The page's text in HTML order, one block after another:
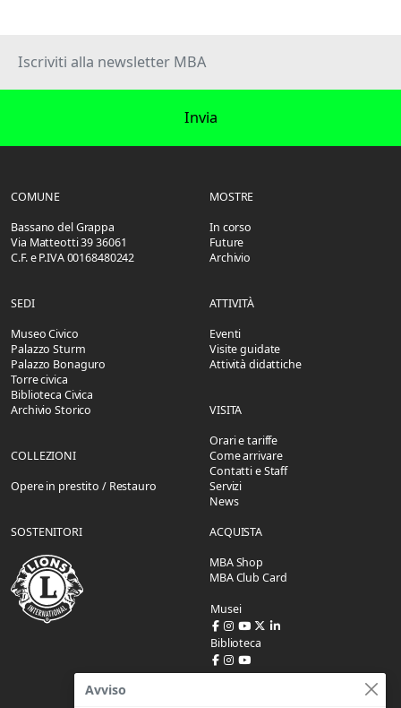
Invia
COMUNE
Bassano del Grappa
Via Matteotti 39 36061
C.F. e P.IVA 00168480242
SEDI
Museo Civico
Palazzo Sturm
Palazzo Bonaguro
Torre civica
Biblioteca Civica
Archivio Storico
COLLEZIONI
Opere in prestito / Restauro
SOSTENITORI
MOSTRE
In corso
Future
Archivio
ATTIVITÀ
Eventi
Visite guidate
Attività didattiche
VISITA
Orari e tariffe
Come arrivare
Contatti e Staff
Servizi
News
ACQUISTA
MBA Shop
MBA Club Card
Musei
Biblioteca
Avviso